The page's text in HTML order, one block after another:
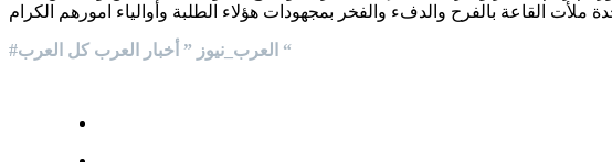
القاعة بالفرح والدفء والفخر بمجهودات هؤلاء الطلبة وأوالياء امورهم الكرام
#العرب_نيوز ” أخبار العرب كل العرب “